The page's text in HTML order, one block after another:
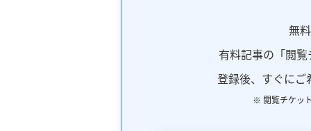
無
有料記事の「閲
登録後、すぐにご
※ 閲覧チケッ